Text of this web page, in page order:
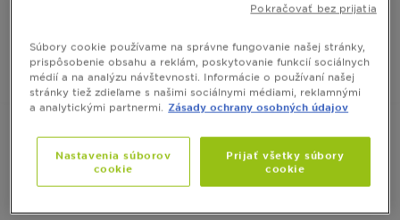
KÚPIŤ ONLINE
Informácie o produkte
CLOSE SUBPANEL
Súbory cookie používame na správne fungovanie našej stránky,
prispôsobenie obsahu a reklám, poskytovanie funkcií sociálnych
médií a na analýzu návštevnosti. Informácie o používaní našej
stránky tiež zdieľame s našimi sociálnymi médiami, reklamnými
a analytickými partnermi.
Zásady ochrany osobných údajov
Nastavenia súborov
cookie
Prijať všetky súbory
cookie
Pokračovať bez prijatia